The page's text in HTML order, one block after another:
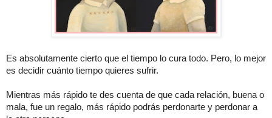
Es absolutamente cierto que el tiempo lo cura todo. Pero, lo mejor
es decidir cuánto tiempo quieres sufrir.
Mientras más rápido te des cuenta de que cada relación, buena o
mala, fue un regalo, más rápido podrás perdonarte y perdonar a